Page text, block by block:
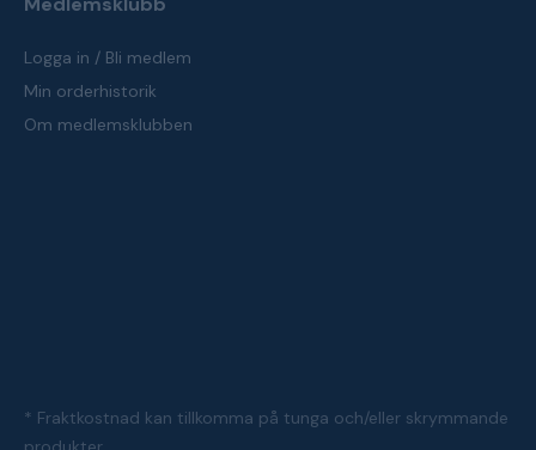
Logga in / Bli medlem
Min orderhistorik
Om medlemsklubben
* Fraktkostnad kan tillkomma på tunga och/eller skrymmande